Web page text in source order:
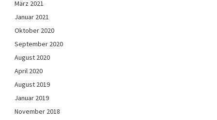
März 2021
Januar 2021
Oktober 2020
September 2020
August 2020
April 2020
August 2019
Januar 2019
November 2018